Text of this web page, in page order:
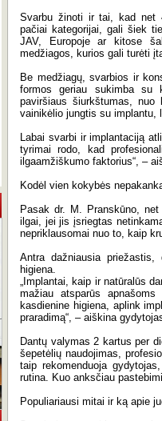
Svarbu žinoti ir tai, kad net
pačiai kategorijai, gali šiek
JAV, Europoje ar kitose
medžiagos, kurios gali turėti
Be medžiagų, svarbios ir
formos geriau sukimba su
paviršiaus šiurkštumas, nuo
vainikėlio jungtis su implantu,
Labai svarbi ir implantaciją
tyrimai rodo, kad
ilgaamžiškumo faktorius“, –
Kodėl vien kokybės
Pasak dr. M. Pranskūno,
ilgai, jei jis įsriegtas
nepriklausomai nuo to, kaip
Antra dažniausia
higiena.
„Implantai, kaip ir natūralūs
mažiau atsparūs
kasdienine higiena, aplink
praradimą“, – aiškina
Dantų valymas 2 kartus per
šepetėlių naudojimas,
taip rekomenduoja
rutina. Kuo anksčiau
Populiariausi mitai ir ką apie